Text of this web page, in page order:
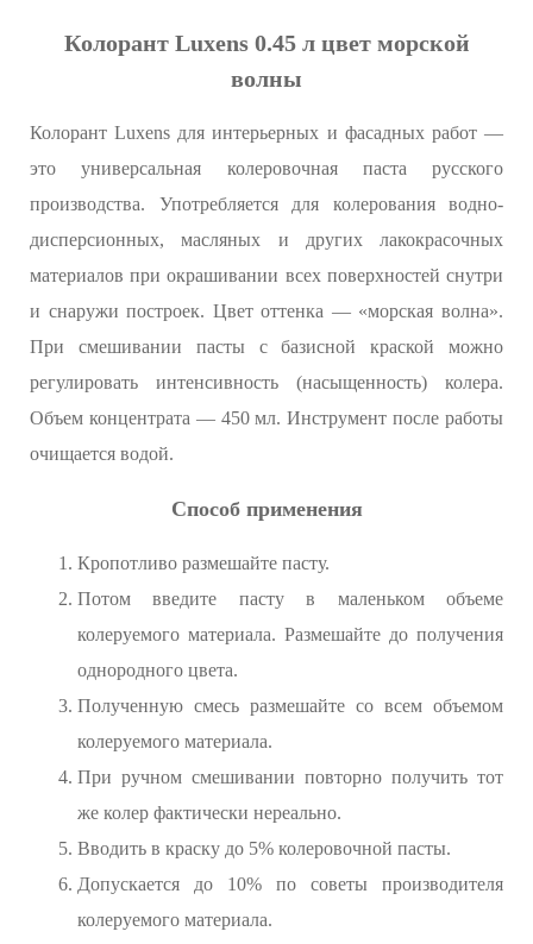
Колорант Luxens 0.45 л цвет морской
волны
Колорант Luxens для интерьерных и фасадных работ —
это универсальная колеровочная паста русского
производства. Употребляется для колерования водно-
дисперсионных, масляных и других лакокрасочных
материалов при окрашивании всех поверхностей снутри
и снаружи построек. Цвет оттенка — «морская волна».
При смешивании пасты с базисной краской можно
регулировать интенсивность (насыщенность) колера.
Объем концентрата — 450 мл. Инструмент после работы
очищается водой.
Способ применения
Кропотливо размешайте пасту.
Потом введите пасту в маленьком объеме
колеруемого материала. Размешайте до получения
однородного цвета.
Полученную смесь размешайте со всем объемом
колеруемого материала.
При ручном смешивании повторно получить тот
же колер фактически нереально.
Вводить в краску до 5% колеровочной пасты.
Допускается до 10% по советы производителя
колеруемого материала.